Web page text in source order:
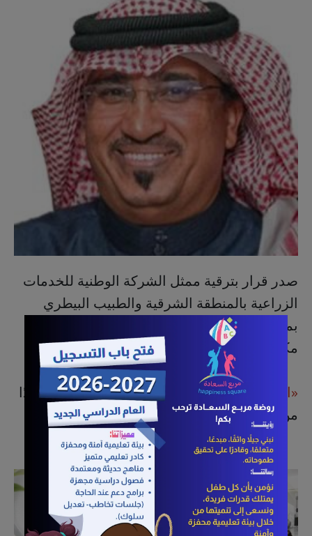
صدر قرار بترقية ممثل الشركة الوطنية للخدمات
الزراعية بالمنطقة الشرقية والطبيب البيطري
بمحجر ميناء الملك عبد العزيز بالدمام "عصام بن
مكي آل سلام" إلى المرتبة الثانية عشرة.
«القطيف اليوم»تهنّئ "آل سلام"، وتتمنى له مزيدًا
من الترقّي والتوفيق في حياته العملية.